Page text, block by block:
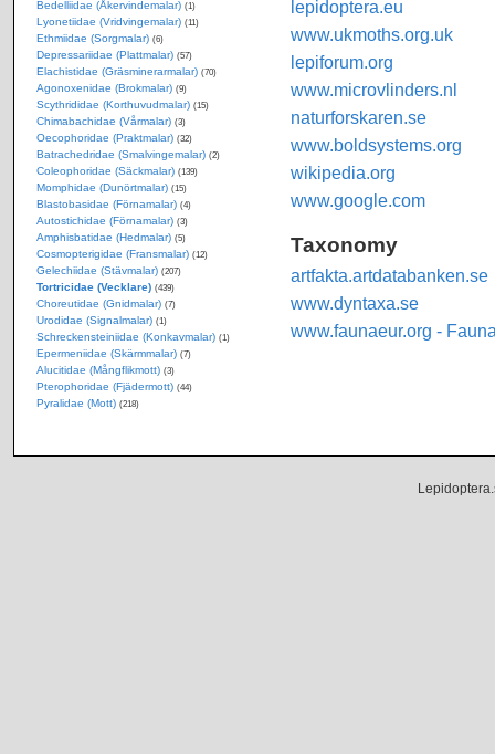
lepidoptera.eu
www.ukmoths.org.uk
lepiforum.org
www.microvlinders.nl
naturforskaren.se
www.boldsystems.org
wikipedia.org
www.google.com
Taxonomy
artfakta.artdatabanken.se
www.dyntaxa.se
www.faunaeur.org -
Bedelliidae (Åkervindemalar) (1)
Lyonetiidae (Vridvingemalar) (11)
Ethmiidae (Sorgmalar) (6)
Depressariidae (Plattmalar) (57)
Elachistidae (Gräsminerarmalar) (70)
Agonoxenidae (Brokmalar) (9)
Scythrididae (Korthuvudmalar) (15)
Chimabachidae (Vårmalar) (3)
Oecophoridae (Praktmalar) (32)
Batrachedridae (Smalvingemalar) (2)
Coleophoridae (Säckmalar) (139)
Momphidae (Dunörtmalar) (15)
Blastobasidae (Förnamalar) (4)
Autostichidae (Förnamalar) (3)
Amphisbatidae (Hedmalar) (5)
Cosmopterigidae (Fransmalar) (12)
Gelechiidae (Stävmalar) (207)
Tortricidae (Vecklare) (439)
Choreutidae (Gnidmalar) (7)
Urodidae (Signalmalar) (1)
Schreckensteiniidae (Konkavmalar) (1)
Epermeniidae (Skärmmalar) (7)
Alucitidae (Mångflikmott) (3)
Pterophoridae (Fjädermott) (44)
Pyralidae (Mott) (218)